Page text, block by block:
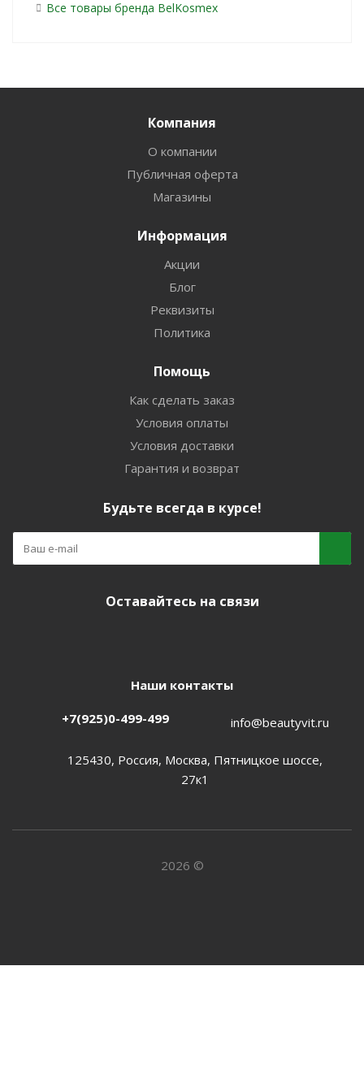
Все товары бренда BelKosmex
Компания
О компании
Публичная оферта
Магазины
Информация
Акции
Блог
Реквизиты
Политика
Помощь
Как сделать заказ
Условия оплаты
Условия доставки
Гарантия и возврат
Будьте всегда в курсе!
Оставайтесь на связи
Наши контакты
+7(925)0-499-499 info@beautyvit.ru
125430, Россия, Москва, Пятницкое шоссе,
27к1
2026 ©